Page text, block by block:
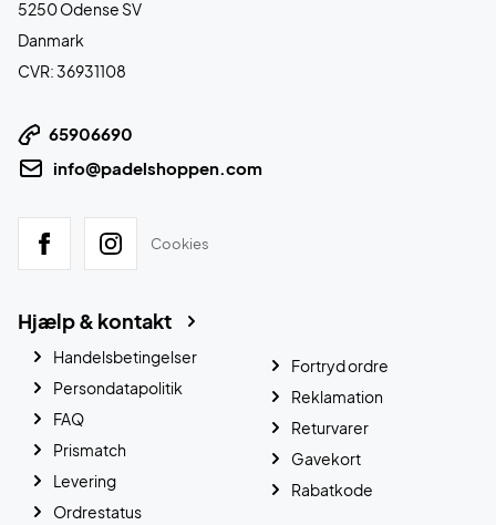
5250 Odense SV
Danmark
CVR: 36931108
65906690
info@padelshoppen.com
Cookies
Hjælp & kontakt
Handelsbetingelser
Persondatapolitik
FAQ
Prismatch
Levering
Ordrestatus
Fortryd ordre
Reklamation
Returvarer
Gavekort
Rabatkode